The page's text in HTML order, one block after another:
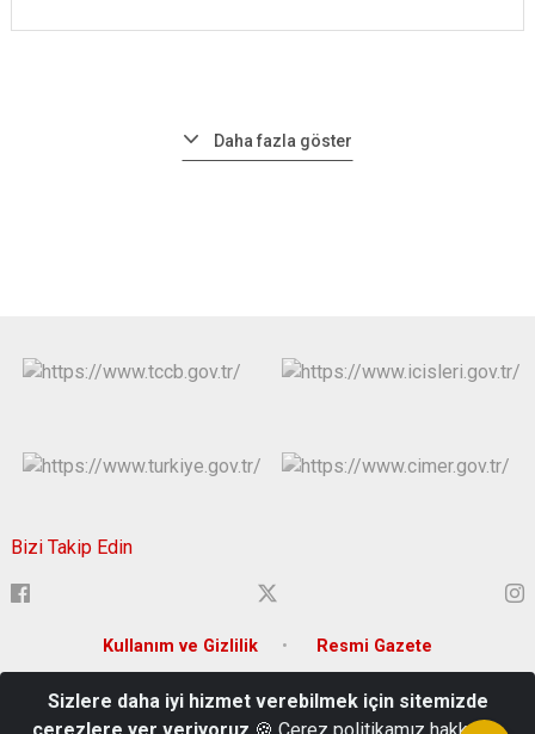
Daha fazla göster
Bizi Takip Edin
Kullanım ve Gizlilik Resmi Gazete
Ortacami Mah. Hükümet Cad. Süleymanpaşa/Tekirdağ
Sizlere daha iyi hizmet verebilmek için sitemizde